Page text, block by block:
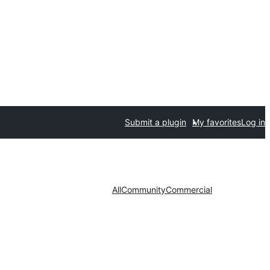
Submit a plugin My favoritesLog in
AllCommunityCommercial